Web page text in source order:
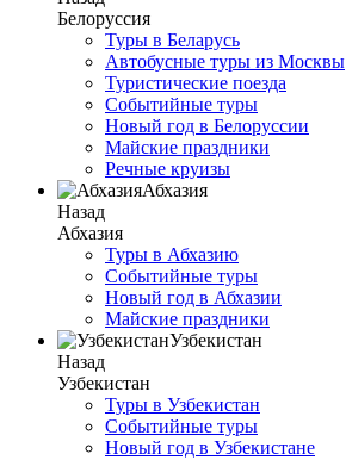
Белоруссия
Туры в Беларусь
Автобусные туры из Москвы
Туристические поезда
Событийные туры
Новый год в Белоруссии
Майские праздники
Речные круизы
Абхазия
Назад
Абхазия
Туры в Абхазию
Событийные туры
Новый год в Абхазии
Майские праздники
Узбекистан
Назад
Узбекистан
Туры в Узбекистан
Событийные туры
Новый год в Узбекистане